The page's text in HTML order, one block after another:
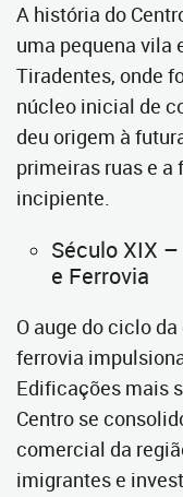
A história do
uma pequena vila
Tiradentes, onde
núcleo inicial de
deu origem à
primeiras ruas e
incipiente.
Século XIX
e Ferrovia
O auge do ciclo
ferrovia
Edificações mais
Centro se
comercial da
imigrantes e